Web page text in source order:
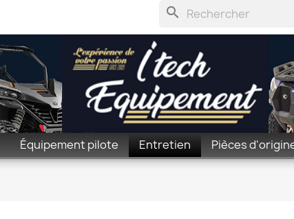
search
Équipement pilote Entretien Pièces